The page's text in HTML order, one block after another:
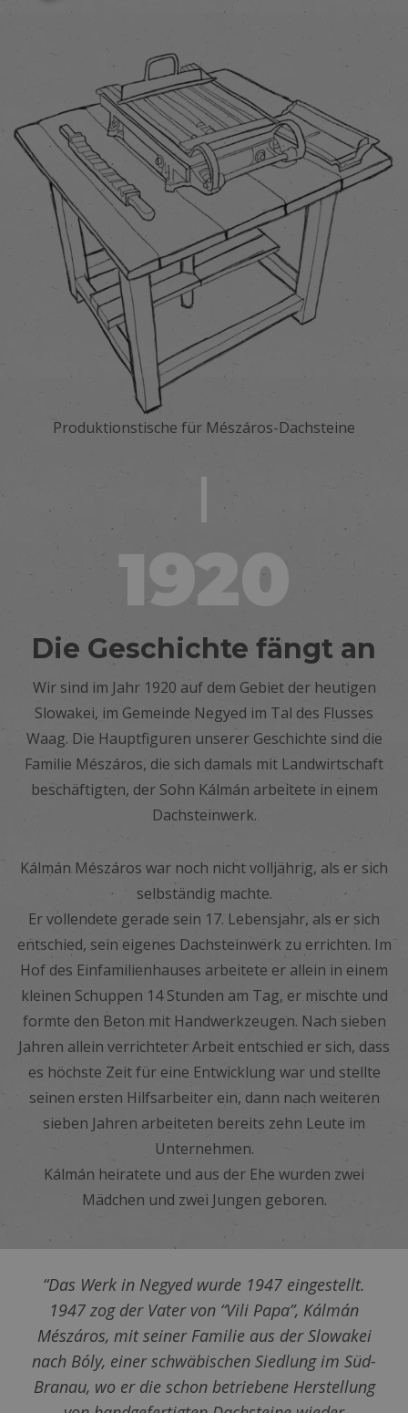
Produktionstische für Mészáros-Dachsteine
1920
Die Geschichte fängt an
Wir sind im Jahr 1920 auf dem Gebiet der heutigen
Slowakei, im Gemeinde Negyed im Tal des Flusses
Waag. Die Hauptfiguren unserer Geschichte sind die
Familie Mészáros, die sich damals mit Landwirtschaft
beschäftigten, der Sohn Kálmán arbeitete in einem
Dachsteinwerk.
Kálmán Mészáros war noch nicht volljährig, als er sich
selbständig machte.
Er vollendete gerade sein 17. Lebensjahr, als er sich
entschied, sein eigenes Dachsteinwerk zu errichten. Im
Hof des Einfamilienhauses arbeitete er allein in einem
kleinen Schuppen 14 Stunden am Tag, er mischte und
formte den Beton mit Handwerkzeugen. Nach sieben
Jahren allein verrichteter Arbeit entschied er sich, dass
es höchste Zeit für eine Entwicklung war und stellte
seinen ersten Hilfsarbeiter ein, dann nach weiteren
sieben Jahren arbeiteten bereits zehn Leute im
Unternehmen.
Kálmán heiratete und aus der Ehe wurden zwei
Mädchen und zwei Jungen geboren.
“Das Werk in Negyed wurde 1947 eingestellt.
1947 zog der Vater von “Vili Papa”, Kálmán
Mészáros, mit seiner Familie aus der Slowakei
nach Bóly, einer schwäbischen Siedlung im Süd-
Branau, wo er die schon betriebene Herstellung